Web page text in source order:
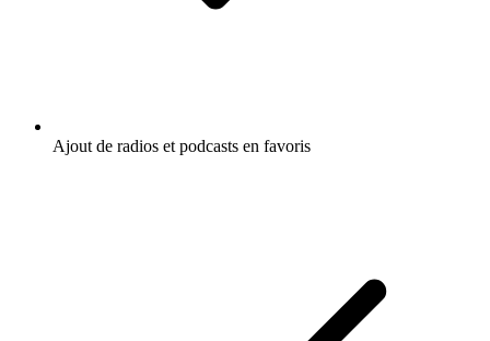
Ajout de radios et podcasts en favoris